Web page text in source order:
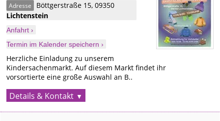
Adresse Böttgerstraße 15,09350
Lichtenstein
Anfahrt ›
Termin im Kalender speichern ›
Herzliche Einladung zu unserem
Kindersachenmarkt. Auf diesem Markt findet ihr
vorsortierte eine große Auswahl an B..
Details & Kontakt